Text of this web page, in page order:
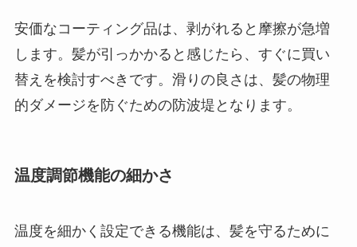
安価なコーティング品は、剥がれると摩擦が急増
します。髪が引っかかると感じたら、すぐに買い
替えを検討すべきです。滑りの良さは、髪の物理
的ダメージを防ぐための防波堤となります。
温度調節機能の細かさ
温度を細かく設定できる機能は、髪を守るために